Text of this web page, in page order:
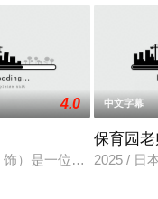
男友李天昊（周澄奧
4.0
饰）是一位小有名气的
中文字幕
保育园
2025 / 日